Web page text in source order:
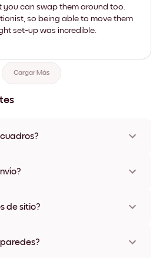
you can swap them around too.
so being able to move them
set-up was incredible.
Cargar Más
de marco, incluidas opciones sin
países. Te enviaremos un número de
de sitio?